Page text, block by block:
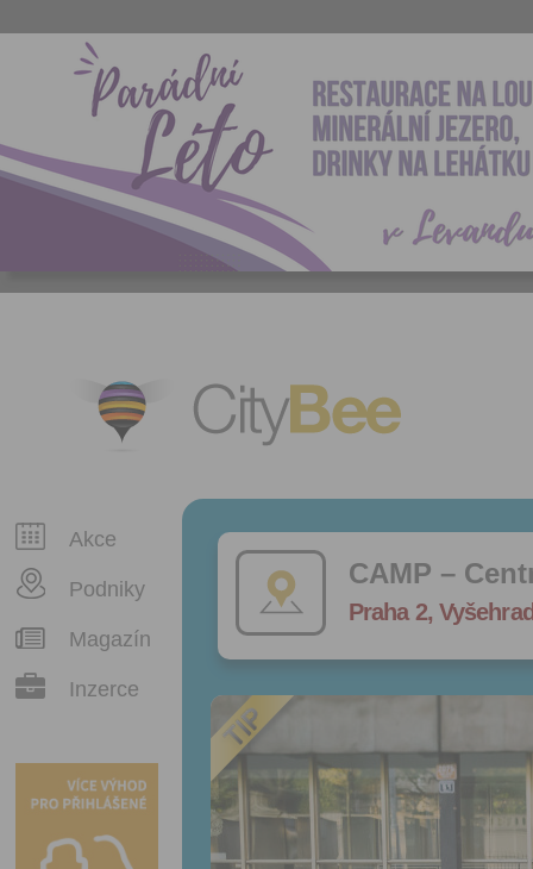
CityBee
Akce
Podniky
Magazín
Inzerce
CAMP –
Praha 2,